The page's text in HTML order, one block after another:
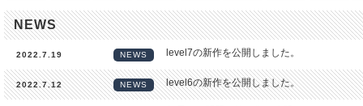
NEWS
2022.7.19 NEWS level7の新作を公開しました。
2022.7.12 NEWS level6の新作を公開しました。